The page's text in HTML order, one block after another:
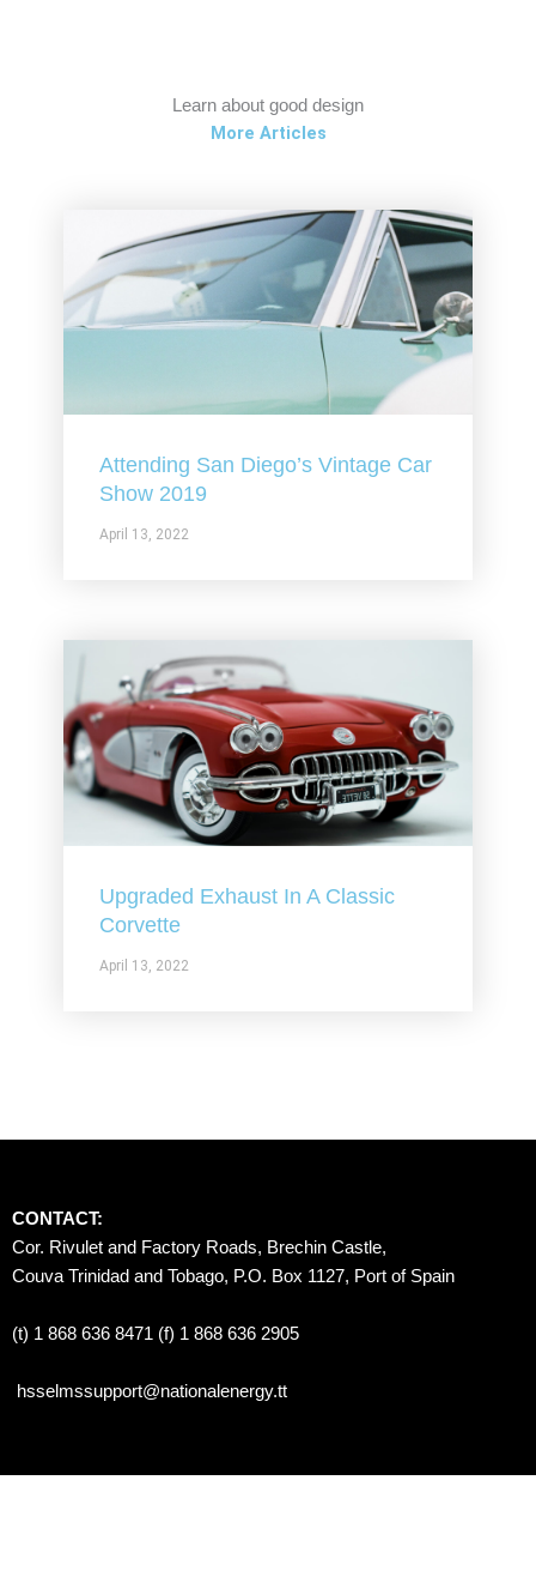
Learn about good design
More Articles
Attending San Diego’s Vintage Car
Show 2019
April 13, 2022
Upgraded Exhaust In A Classic
Corvette
April 13, 2022
CONTACT:
Cor. Rivulet and Factory Roads, Brechin Castle,
Couva Trinidad and Tobago, P.O. Box 1127, Port of Spain
(t) 1 868 636 8471 (f) 1 868 636 2905
hsselmssupport@nationalenergy.tt